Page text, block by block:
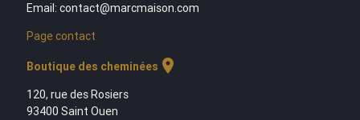
Email: contact@marcmaison.com
Page contact
Boutique des cheminées location_on
120, rue des Rosiers
93400 Saint Ouen